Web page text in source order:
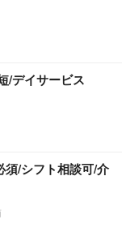
/デイサービス
須/シフト相談可/介